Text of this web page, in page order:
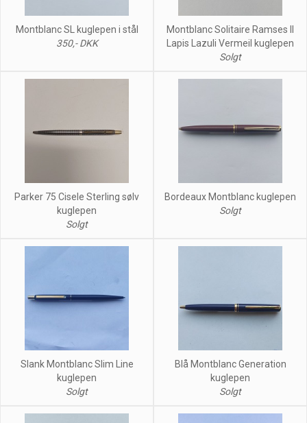
Montblanc SL kuglepen i stål
350,- DKK
Montblanc Solitaire Ramses II
Lapis Lazuli Vermeil kuglepen
Solgt
Parker 75 Cisele Sterling sølv
kuglepen
Solgt
Bordeaux Montblanc kuglepen
Solgt
Slank Montblanc Slim Line
kuglepen
Solgt
Blå Montblanc Generation
kuglepen
Solgt